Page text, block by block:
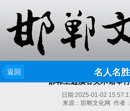
返回 名人名胜
邯郸王边溪谷美术馆举
日期:2025-01-02
来源：邯郸文化网 作者